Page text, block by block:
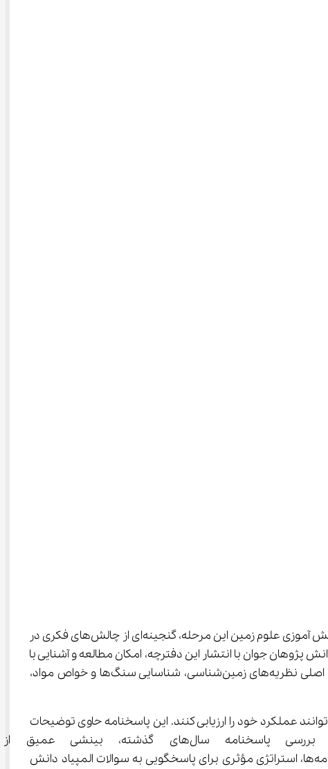
، دروازه ورود به دنیای علمی و رقابتی این رشته جذاب است. دفترچه سوالات المپیاد دانش آموزی علوم زمین این مرحله، گنجینه‌ای از چالش‌های فکری در
را با مفاهیم پایه و پیشرفته این علم درگیر می‌کند. هر ساله باشگاه دانش پژوهان جوان با انتشار این دفترچه، امکان مطالعه و آشنایی با
معمولاً از چهار حوزه اصلی نظریه‌های زمین‌شناسی، شناسایی سنگ‌ها و خواص مواد،
پاسخنامه تشریحی مرحله اول المپیاد زمین‌شناسی، راهنمای ارزشمندی برای دانش‌آموزان است که پس از شرکت در آزمون می‌توانند عملکرد خود را ارزیابی کنند. این پاسخنامه حاوی توضیحات
کامل و جامعی است که روش حل مسائل و نکات کلیدی هر سؤال را
می‌دهد. دانش‌آموزانی که قصد شرکت در المپیاد زمین‌شناسی سال 1405 – 1406 را دارند، می‌توانند با مطالعه دقیق این پاسخنامه‌ها، استراتژی مؤثری برای پاسخگویی به سوالات المپیاد دانش